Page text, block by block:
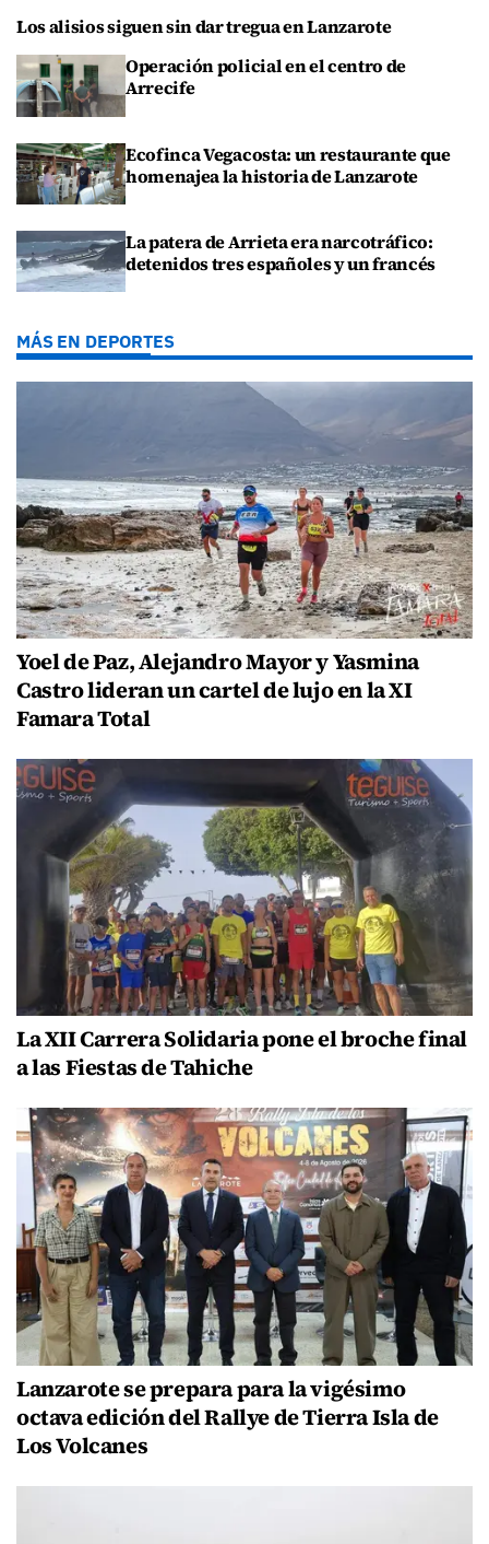
Los alisios siguen sin dar tregua en Lanzarote
Operación policial en el centro de
Arrecife
Ecofinca Vegacosta: un restaurante que
homenajea la historia de Lanzarote
La patera de Arrieta era narcotráfico:
detenidos tres españoles y un francés
MÁS EN DEPORTES
Yoel de Paz, Alejandro Mayor y Yasmina
Castro lideran un cartel de lujo en la XI
Famara Total
La XII Carrera Solidaria pone el broche final
a las Fiestas de Tahiche
Lanzarote se prepara para la vigésimo
octava edición del Rallye de Tierra Isla de
Los Volcanes